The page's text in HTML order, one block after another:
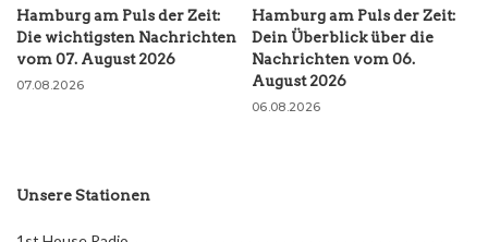
Hamburg am Puls der Zeit:
Die wichtigsten Nachrichten
vom 07. August 2026
07.08.2026
Hamburg am Puls der Zeit:
Dein Überblick über die
Nachrichten vom 06.
August 2026
06.08.2026
Unsere Stationen